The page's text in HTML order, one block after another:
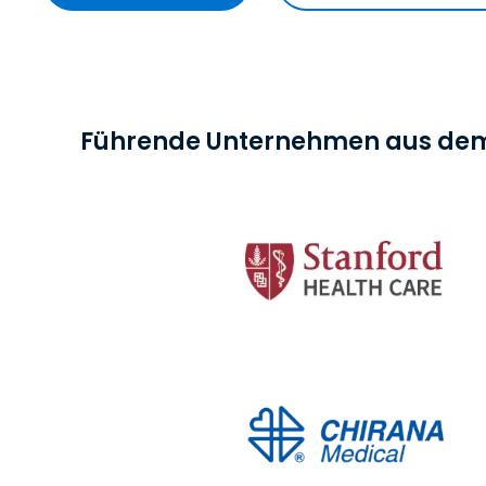
Führende Unternehmen aus